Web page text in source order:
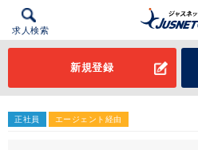
求人検索
新規登録
正社員 エージェント経由